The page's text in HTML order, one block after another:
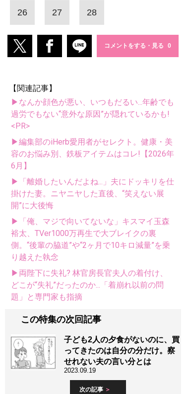
26 27 28
コメントをする・見る
【関連記事】
▶なんか顔色が悪い、いつもだるい...年齢でも
過労でもない“意外な原因”が隠れているかも!
<PR>
▶編集部のiHerb愛用者がセレクト。健康・美
容のお悩み別、鉄板アイテムはコレ!【2026年
6月】
▶「離婚したいんだよね...」夫にドッキリを仕
掛けた妻。ニヤニヤした直後、“笑えない展
開”に大後悔
▶「俺、マジで向いてないな」キスマイ玉森
裕太、TVer1000万再生で大ブレイクの裏
側。“後輩の脇道”や“2ヶ月で10キロ減量”を乗
り越えた執念
▶両陛下に失礼? 林官房長官夫人の着付け、
どこが“失礼”だったのか...「着崩れ以前の問
題」と専門家も指摘
この特集の次回記事
子ども2人の夕食がないのに、買
ってきたのは自分の分だけ。察
せれない夫の言い分とは
2023.09.19
次の記事